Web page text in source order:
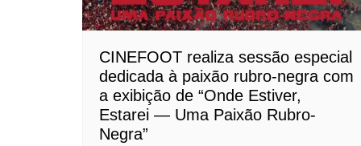
CINEFOOT realiza sessão especial
dedicada à paixão rubro-negra com
a exibição de “Onde Estiver,
Estarei — Uma Paixão Rubro-
Negra”